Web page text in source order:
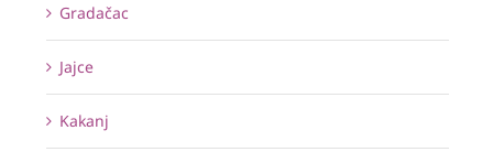
Gradačac
Jajce
Kakanj